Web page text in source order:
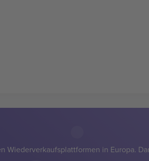
Wiederverkaufsplattformen in Europa.